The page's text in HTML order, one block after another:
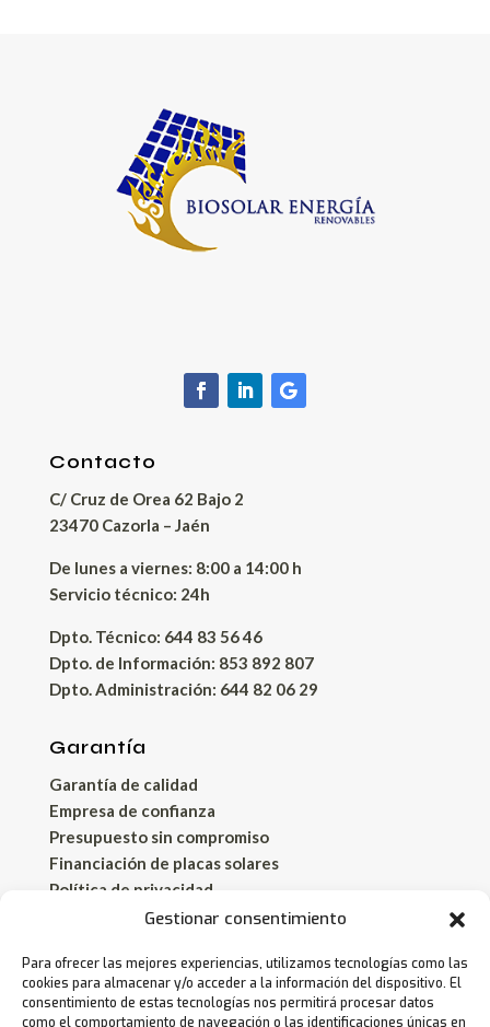
Gestionar consentimiento
Para ofrecer las mejores experiencias, utilizamos tecnologías como las
cookies para almacenar y/o acceder a la información del dispositivo. El
consentimiento de estas tecnologías nos permitirá procesar datos
como el comportamiento de navegación o las identificaciones únicas en
Contacto
C/ Cruz de Orea 62 Bajo 2
23470 Cazorla – Jaén
De lunes a viernes: 8:00 a 14:00 h
Servicio técnico: 24h
Dpto. Técnico: 644 83 56 46
Dpto. de Información: 853 892 807
Dpto. Administración: 644 82 06 29
Garantía
Garantía de calidad
Empresa de confianza
Presupuesto sin compromiso
Financiación de placas solares
Política de privacidad
¡Biosolar en España!